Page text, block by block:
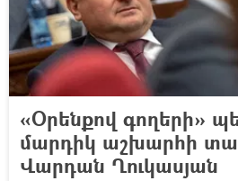
«Օրենքով գողերի»
մարդիկ աշխարհի
Վարդան Ղուկասյան